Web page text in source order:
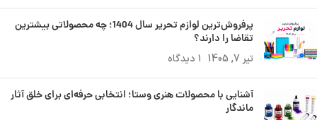
پرفروش‌ترین لوازم تحریر سال 1404؛ چه محصولاتی بیشترین
تقاضا را دارند؟
تیر 7, 1405 ۱ دیدگاه
آشنایی با محصولات هنری وستا؛ انتخابی حرفه‌ای برای خلق آثار
ماندگار